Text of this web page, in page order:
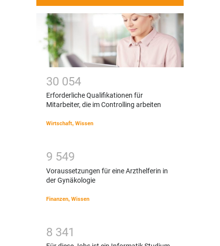
30 054
Erforderliche Qualifikationen für
Mitarbeiter, die im Controlling arbeiten
Wirtschaft, Wissen
9 549
Voraussetzungen für eine Arzthelferin in
der Gynäkologie
Finanzen, Wissen
8 341